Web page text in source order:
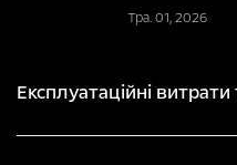
Тра. 01, 2026
Експлуатаційні